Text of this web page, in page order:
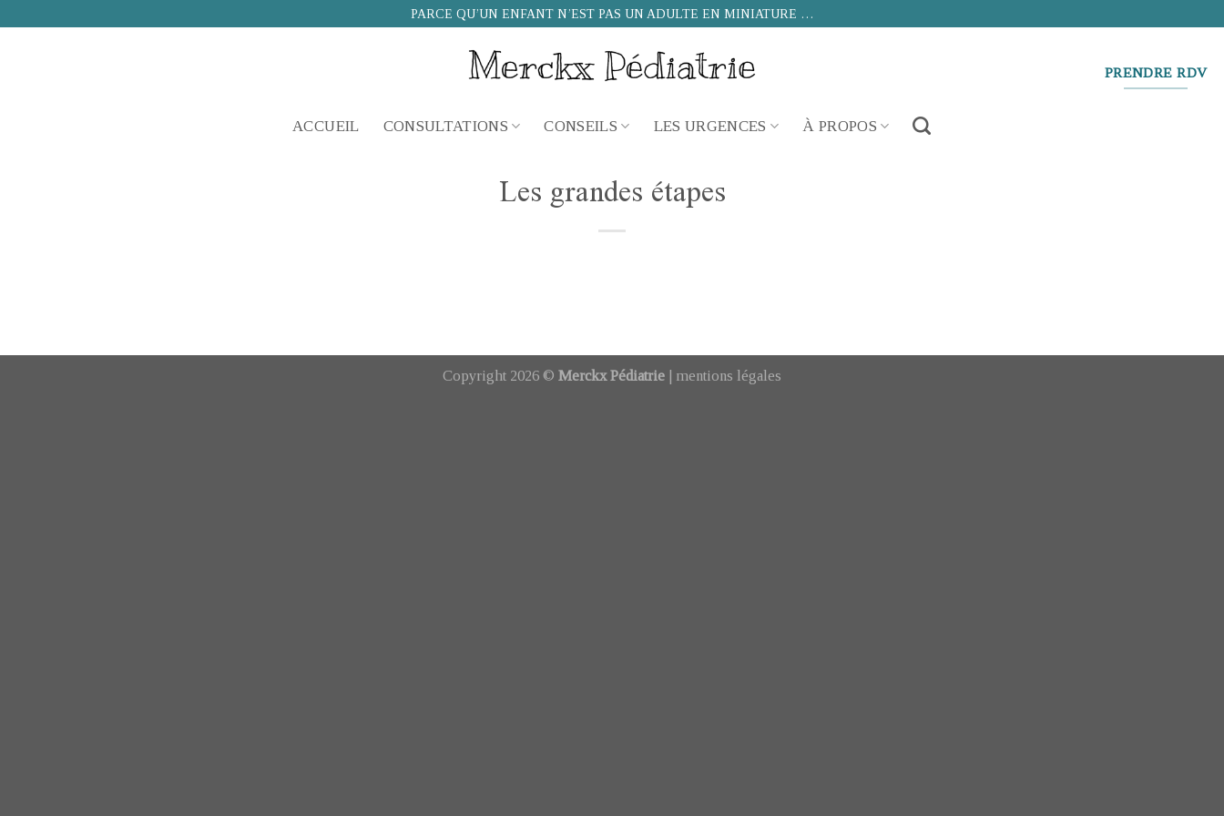
PARCE QU’UN ENFANT N’EST PAS UN ADULTE EN MINIATURE …
PRENDRE RDV
ACCUEIL CONSULTATIONS CONSEILS LES URGENCES À PROPOS
Les grandes étapes
Copyright 2026 © Merckx Pédiatrie | mentions légales